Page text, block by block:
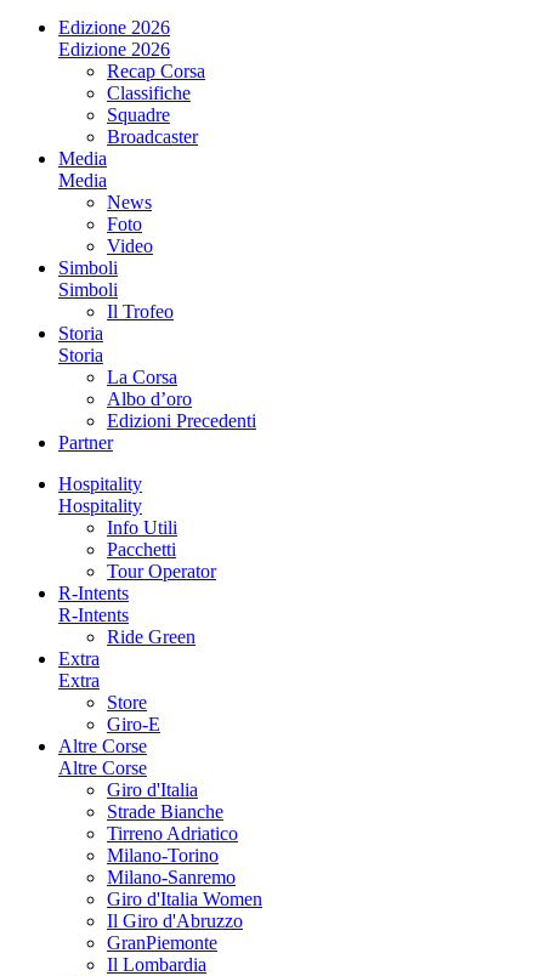
Edizione 2026
Edizione 2026
Recap Corsa
Classifiche
Squadre
Broadcaster
Media
Media
News
Foto
Video
Simboli
Simboli
Il Trofeo
Storia
Storia
La Corsa
Albo d’oro
Edizioni Precedenti
Partner
Hospitality
Hospitality
Info Utili
Pacchetti
Tour Operator
R-Intents
R-Intents
Ride Green
Extra
Extra
Store
Giro-E
Altre Corse
Altre Corse
Giro d'Italia
Strade Bianche
Tirreno Adriatico
Milano-Torino
Milano-Sanremo
Giro d'Italia Women
Il Giro d'Abruzzo
GranPiemonte
Il Lombardia